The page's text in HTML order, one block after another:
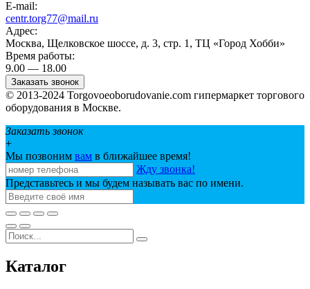
E-mail:
centr.torg77@mail.ru
Адрес:
Москва, Щелковское шоссе, д. 3, стр. 1, ТЦ «Город Хобби»
Время работы:
9.00 — 18.00
Заказать звонок
© 2013-2024 Torgovoeoborudovanie.com гипермаркет торгового
оборудования в Москве.
Заказать звонок
+
Мы позвоним вам в ближайшее время!
Жду звонка!
Представьтесь и мы будем называть вас по имени.
Каталог